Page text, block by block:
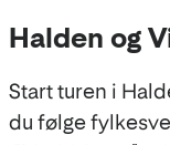
Halden og
Start turen i
du følge